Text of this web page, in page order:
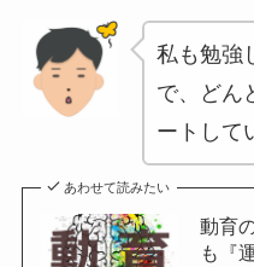
私も勉強
で、どん
ートして
あわせて読みたい
動育
も『